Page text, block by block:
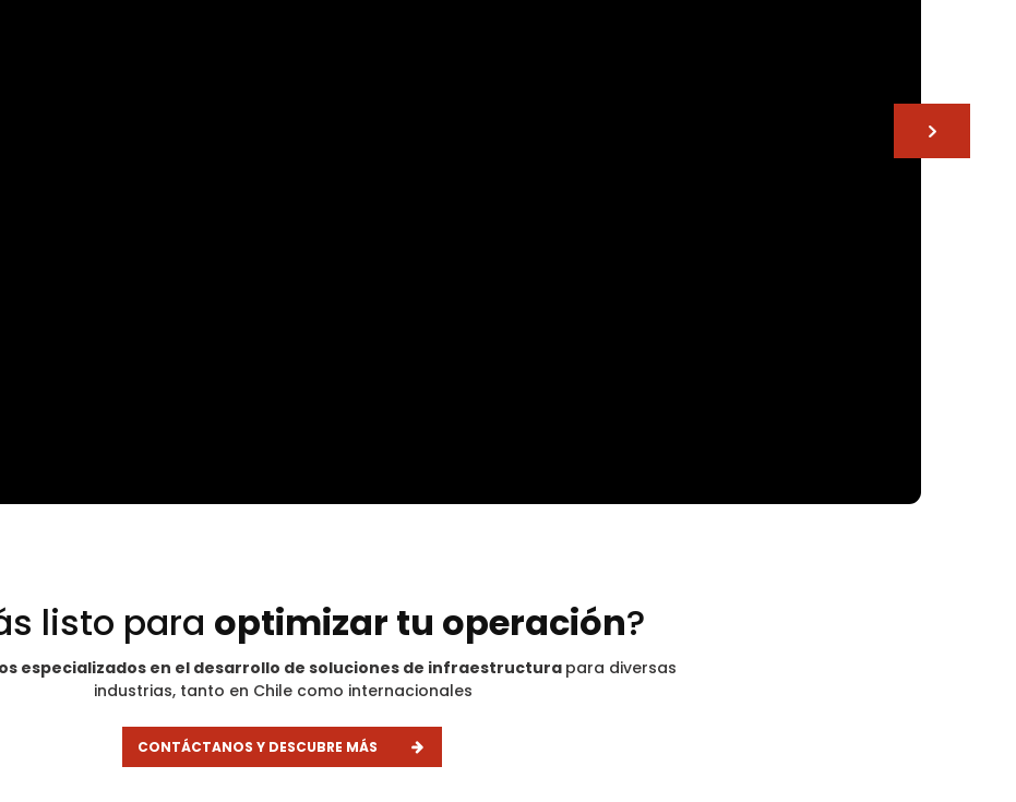
listo para optimizar tu operación?
especializados en el desarrollo de soluciones de infraestructura para diversas
industrias, tanto en Chile como internacionales
CONTÁCTANOS Y DESCUBRE MÁS